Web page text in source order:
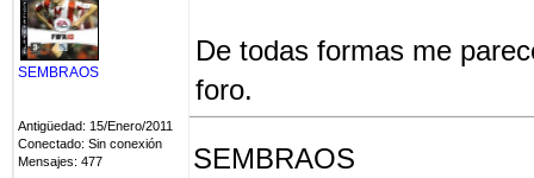
SEMBRAOS
Antigüedad: 15/Enero/2011
Conectado: Sin conexión
Mensajes: 477
De todas formas me
foro.
SEMBRAOS